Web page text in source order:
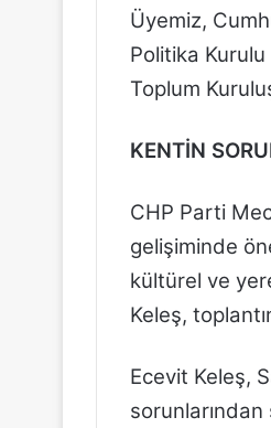
Üyemiz,
Politika Kurulu
Toplum
KENTİN
CHP Parti
gelişiminde
kültürel ve
Keleş,
Ecevit Keleş,